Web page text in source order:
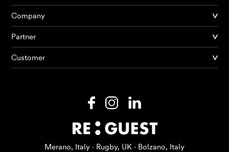
Produkte
KI Agents
Ressourcen
Company
Partner
Customer
Merano, Italy · Rugby, UK · Bolzano, Italy